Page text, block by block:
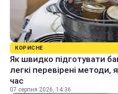
КОРИСНЕ
Як швидко підготувати
легкі перевірені методи,
час
07 серпня 2026, 14:36